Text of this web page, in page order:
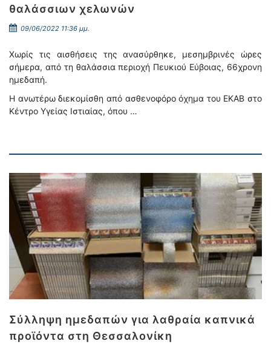
θαλάσσιων χελωνών
09/06/2022 11:36 μμ.
Χωρίς τις αισθήσεις της ανασύρθηκε, μεσημβρινές ώρες
σήμερα, από τη θαλάσσια περιοχή Πευκιού Εύβοιας, 66χρονη
ημεδαπή.
Η ανωτέρω διεκομίσθη από ασθενοφόρο όχημα του ΕΚΑΒ στο
Κέντρο Υγείας Ιστιαίας, όπου …
Σύλληψη ημεδαπών για λαθραία καπνικά
προϊόντα στη Θεσσαλονίκη